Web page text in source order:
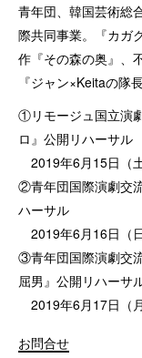
青年団、韓国芸術総
際共同事業。『カガ
作『その森の奥』、
『ジャン×Keitaの隊
①リモージュ国立演
ロ』公開リハーサル
2019年6月15日（
②青年団国際演劇交
ハーサル
2019年6月16日（
③青年団国際演劇交
屈男』公開リハーサ
2019年6月17日（
お問合せ